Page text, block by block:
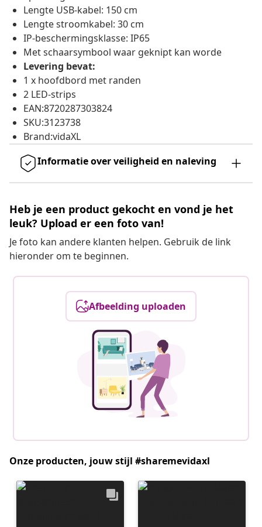
Lengte USB-kabel: 150 cm
Lengte stroomkabel: 30 cm
IP-beschermingsklasse: IP65
Met schaarsymbool waar geknipt kan worde
Levering bevat:
1 x hoofdbord met randen
2 LED-strips
EAN:8720287303824
SKU:3123738
Brand:vidaXL
Informatie over veiligheid en naleving
Heb je een product gekocht en vond je het
leuk? Upload er een foto van!
Je foto kan andere klanten helpen. Gebruik de link
hieronder om te beginnen.
Afbeelding uploaden
Onze producten, jouw stijl #sharemevidaxl